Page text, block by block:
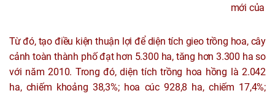
mới của
Từ đó, tạo điều kiện thuận lợi để diện tích gieo trồng hoa, cây
cảnh toàn thành phố đạt hơn 5.300 ha, tăng hơn 3.300 ha so
với năm 2010. Trong đó, diện tích trồng hoa hồng là 2.042
ha, chiếm khoảng 38,3%; hoa cúc 928,8 ha, chiếm 17,4%;